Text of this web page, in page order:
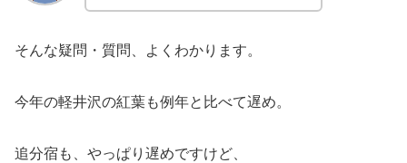
そんな疑問・質問、よくわかります。
今年の軽井沢の紅葉も例年と比べて遅め。
追分宿も、やっぱり遅めですけど、